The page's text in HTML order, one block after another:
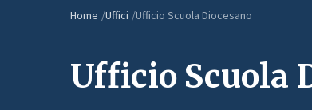
Home Uffici Ufficio Scuola Diocesano
Ufficio Scuola